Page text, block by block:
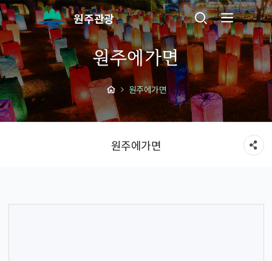
원주관광
원주에가면
원주에가면
원주에가면